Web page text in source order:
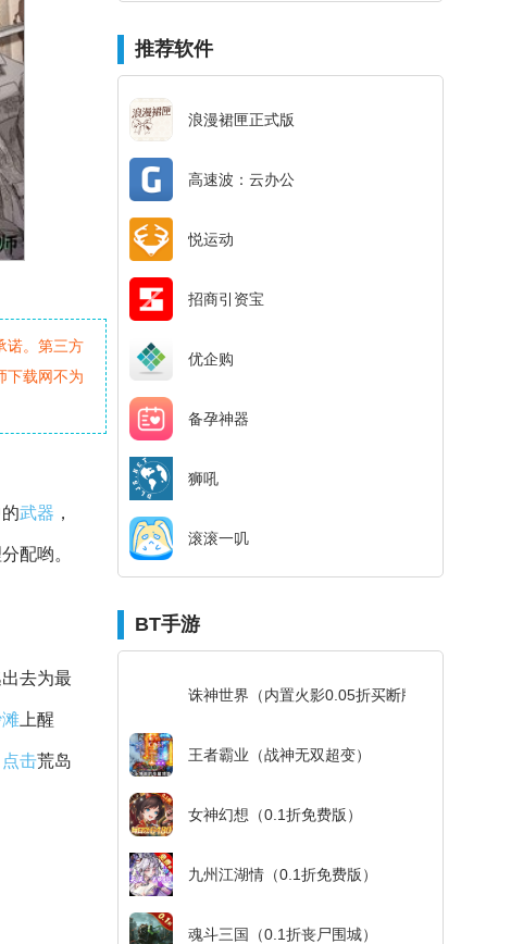
诺。第三方
下载网不为
武器 ，
配哟。
去为最
上醒
点击荒岛
推荐软件
浪漫裙匣正式版
高速波：云办公
悦运动
招商引资宝
优企购
备孕神器
狮吼
滚滚一叽
BT手游
诛神世界（内置火影0.05折买断版）
王者霸业（战神无双超变）
女神幻想（0.1折免费版）
九州江湖情（0.1折免费版）
魂斗三国（0.1折丧尸围城）